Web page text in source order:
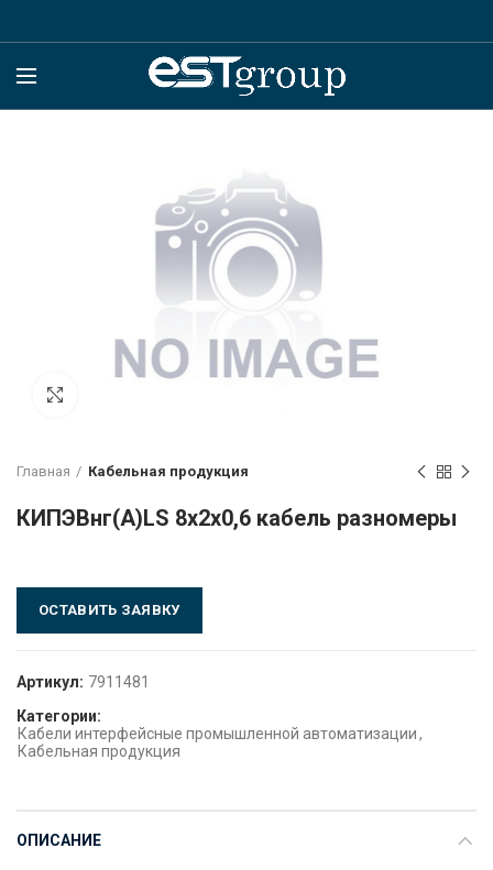
Главная Кабельная продукция
КИПЭВнг(А)LS 8х2х0,6 кабель разномеры
ОСТАВИТЬ ЗАЯВКУ
Артикул: 7911481
Категории:
Кабели интерфейсные промышленной автоматизации,
Кабельная продукция
ОПИСАНИЕ